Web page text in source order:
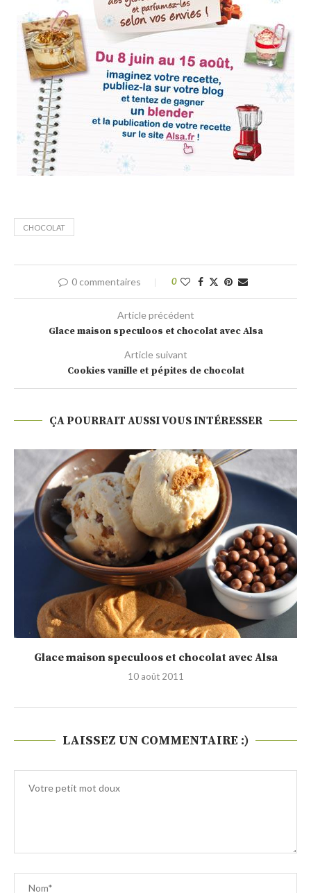
CHOCOLAT
0 commentaires 0
Article précédent
Glace maison speculoos et chocolat avec Alsa
Article suivant
Cookies vanille et pépites de chocolat
ÇA POURRAIT AUSSI VOUS INTÉRESSER
Glace maison speculoos et chocolat avec Alsa
10 août 2011
LAISSEZ UN COMMENTAIRE :)